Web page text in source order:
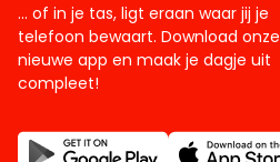
... of in je tas, ligt eraan waar jij je
telefoon bewaart. Download onze
nieuwe app en maak je dagje uit
compleet!